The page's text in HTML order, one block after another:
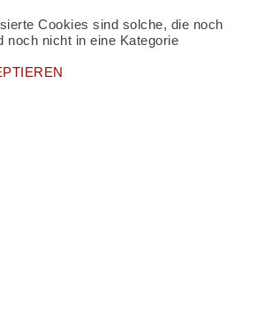
Cookies sind solche, die noch
noch nicht in eine Kategorie